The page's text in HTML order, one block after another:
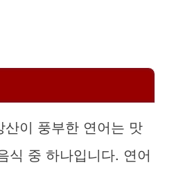
산이 풍부한 연어는 맛
식 중 하나입니다. 연어